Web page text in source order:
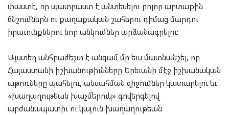
փաստէ, որ պատրաստ է անտեսելու բոլոր արտաքին
ճնշումներն ու քաղաքական շահերու դիմաց մարդու
իրաւունքներու նոր անկումներ արձանագրելու:
Այստեղ անհրաժեշտ է անգամ մը եւս մատնանշել, որ
Հայաստանի իշխանութիւնները Երեւանի մէջ իշխանական
աթոռները պահելու, անսահման զիջումներ կատարելու եւ
«խաղաղութեան խաչմերուկ» գովերգելով
արժանապատիւ ու կայուն խաղաղութեան